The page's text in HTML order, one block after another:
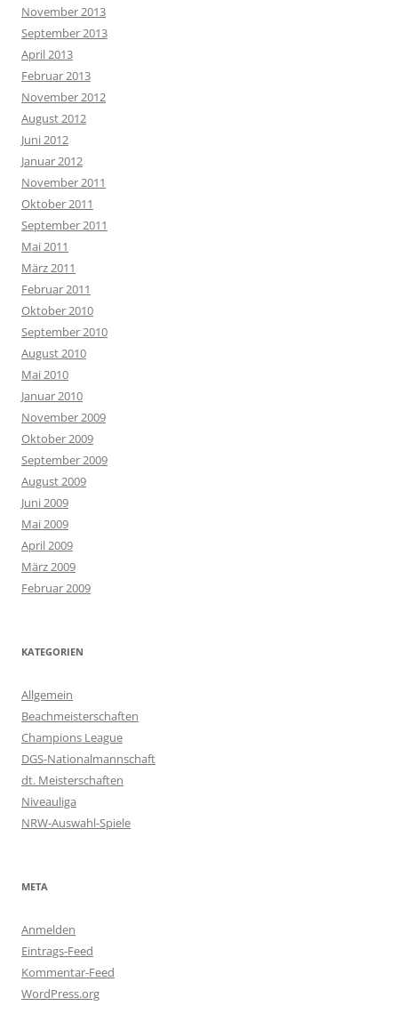
November 2013
September 2013
April 2013
Februar 2013
November 2012
August 2012
Juni 2012
Januar 2012
November 2011
Oktober 2011
September 2011
Mai 2011
März 2011
Februar 2011
Oktober 2010
September 2010
August 2010
Mai 2010
Januar 2010
November 2009
Oktober 2009
September 2009
August 2009
Juni 2009
Mai 2009
April 2009
März 2009
Februar 2009
KATEGORIEN
Allgemein
Beachmeisterschaften
Champions League
DGS-Nationalmannschaft
dt. Meisterschaften
Niveauliga
NRW-Auswahl-Spiele
META
Anmelden
Eintrags-Feed
Kommentar-Feed
WordPress.org